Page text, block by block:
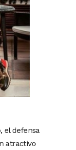
el defensa
atractivo